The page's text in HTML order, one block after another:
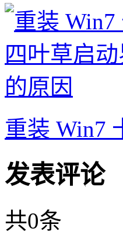
重装 Win7
发表评论
共0条